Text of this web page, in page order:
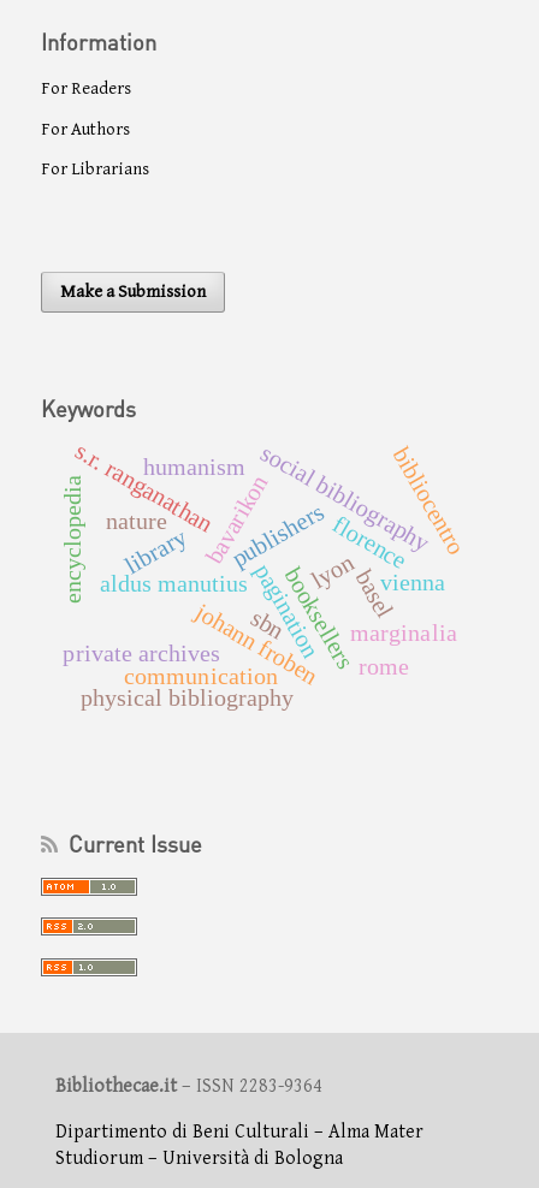
Information
For Readers
For Authors
For Librarians
Make a Submission
Keywords
pagination
aldus manutius lyonflorence
basel
johann froben
booksellers
publishers
bavarikon
physical bibliography
social bibliography
s.r. ranganathan
private archives
humanism
marginalia
bibliocentro
sbn
rome
encyclopedia library
nature
communication
vienna
Current Issue
Bibliothecae.it– ISSN 2283-9364
Dipartimento di Beni Culturali – Alma Mater
Studiorum – Università di Bologna